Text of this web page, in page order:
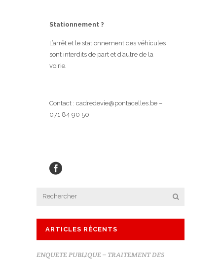
Stationnement ?
L’arrêt et le stationnement des véhicules
sont interdits de part et d’autre de la
voirie.
Contact : cadredevie@pontacelles.be –
071 84 90 50
ARTICLES RÉCENTS
ENQUETE PUBLIQUE – TRAITEMENT DES